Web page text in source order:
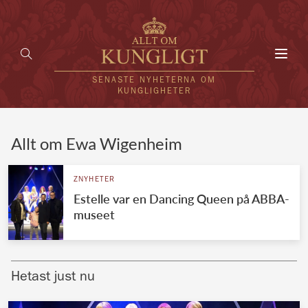
SENASTE NYHETERNA OM
KUNGLIGHETER
UTLÄNDSKT
VÄRLDENS KUNGAHUS
Brittiska kungahuset
Allt om Ewa Wigenheim
ZNYHETER
Estelle var en Dancing Queen på ABBA-
museet
Hetast just nu